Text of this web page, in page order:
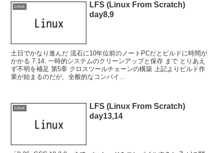
Linux
LFS (Linux From Scratch)
day8,9
土日でかなり進んだ 流石に10年位前のノートPCだとビルドに時間が
かかる 7.14. 一時的システムのクリーンアップと保存 まで とりあえ
ず不明を補足 第5章 クロスツールチェーンの構築 上記よりビルド作
業が始まるのだが、全般的なコンパイ...
Linux
LFS (Linux From Scratch)
day13,14